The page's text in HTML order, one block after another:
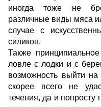
иногда тоже не
различные виды мяса
случае с
силикон.
Также
ловле с лодки и с
возможность выйти
скорее всего не
течения, да и попросту